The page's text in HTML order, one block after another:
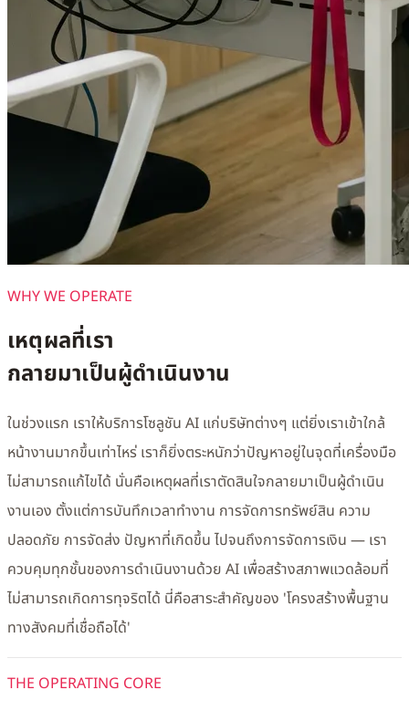
WHY WE OPERATE
เหตุผลที่เรา
กลายมาเป็นผู้ดำเนินงาน
ในช่วงแรก เราให้บริการโซลูชัน AI แก่บริษัทต่างๆ แต่ยิ่งเราเข้าใกล้
หน้างานมากขึ้นเท่าไหร่ เราก็ยิ่งตระหนักว่าปัญหาอยู่ในจุดที่เครื่องมือ
ไม่สามารถแก้ไขได้ นั่นคือเหตุผลที่เราตัดสินใจกลายมาเป็นผู้ดำเนิน
งานเอง ตั้งแต่การบันทึกเวลาทำงาน การจัดการทรัพย์สิน ความ
ปลอดภัย การจัดส่ง ปัญหาที่เกิดขึ้น ไปจนถึงการจัดการเงิน — เรา
ควบคุมทุกชั้นของการดำเนินงานด้วย AI เพื่อสร้างสภาพแวดล้อมที่
ไม่สามารถเกิดการทุจริตได้ นี่คือสาระสำคัญของ 'โครงสร้างพื้นฐาน
ทางสังคมที่เชื่อถือได้'
THE OPERATING CORE